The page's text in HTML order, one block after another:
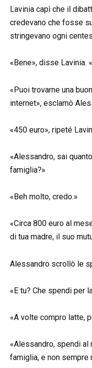
Lavinia capì che il
credevano che fosse
stringevano ogni
«Bene», disse Lavinia.
«Puoi trovarne una
internet», esclamò
«450 euro», ripeté
«Alessandro, sai
famiglia?»
«Beh molto, credo.»
«Circa 800 euro al
di tua madre, il suo
Alessandro scrollò le
«E tu? Che spendi per
«A volte compro latte,
«Alessandro, spendi al
famiglia, e non sempre